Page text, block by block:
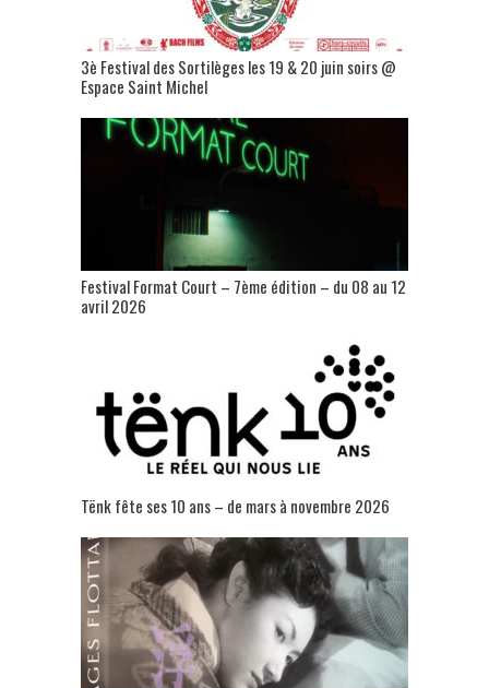
3è Festival des Sortilèges les 19 & 20 juin soirs @
Espace Saint Michel
Festival Format Court – 7ème édition – du 08 au 12
avril 2026
Tënk fête ses 10 ans – de mars à novembre 2026